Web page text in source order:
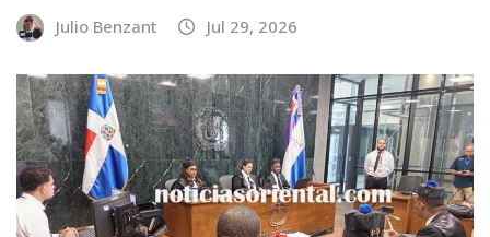
Julio Benzant Jul 29, 2026